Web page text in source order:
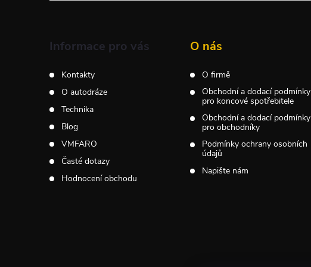
Informace pro vás
Kontakty
O autodráze
Technika
Blog
VMFARO
Časté dotazy
Hodnocení obchodu
O nás
O firmě
Obchodní a dodací podmínky
pro koncové spotřebitele
Obchodní a dodací podmínky
pro obchodníky
Podmínky ochrany osobních
údajů
Napište nám